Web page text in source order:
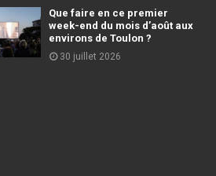
Que faire en ce premier
week-end du mois d’août aux
environs de Toulon ?
30 juillet 2026